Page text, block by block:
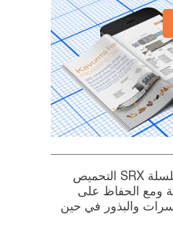
الناقل مشوي: سلسلة SRX التحميص
طبقة ومع الحفاظ على
والبذور في حين